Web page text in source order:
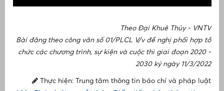
Theo Đại Khuê Thủy - VNTV
Bài đăng theo công văn số 01/PLCL V/v đề nghị phối hợp tổ
chức các chương trình, sự kiện và cuộc thi giai đoạn 2020 -
2030 ký ngày 11/3/2022
Thực hiện: Trung tâm thông tin báo chí và pháp luật